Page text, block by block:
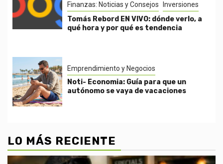
Finanzas: Noticias y Consejos
Inversiones
Tomás Rebord EN VIVO: dónde verlo, a
qué hora y por qué es tendencia
Emprendimiento y Negocios
Noti- Economia: Guía para que un
autónomo se vaya de vacaciones
LO MÁS RECIENTE